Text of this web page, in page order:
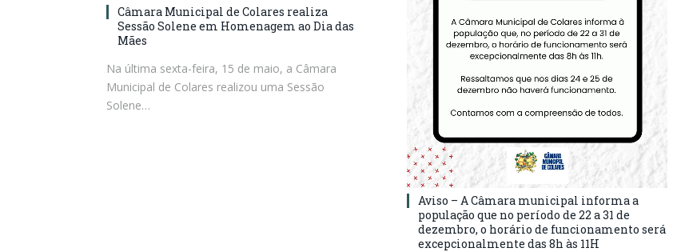
Câmara Municipal de Colares realiza
Sessão Solene em Homenagem ao Dia das
Mães
Na última sexta-feira, 15 de maio, a Câmara
Municipal de Colares realizou uma Sessão
Solene…
Aviso – A Câmara municipal informa a
população que no período de 22 a 31 de
dezembro, o horário de funcionamento será
excepcionalmente das 8h às 11H